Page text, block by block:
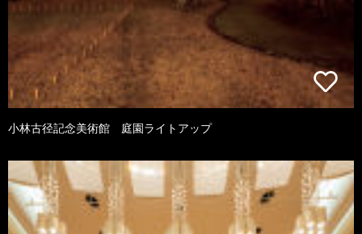
小林古径記念美術館 庭園ライトアップ